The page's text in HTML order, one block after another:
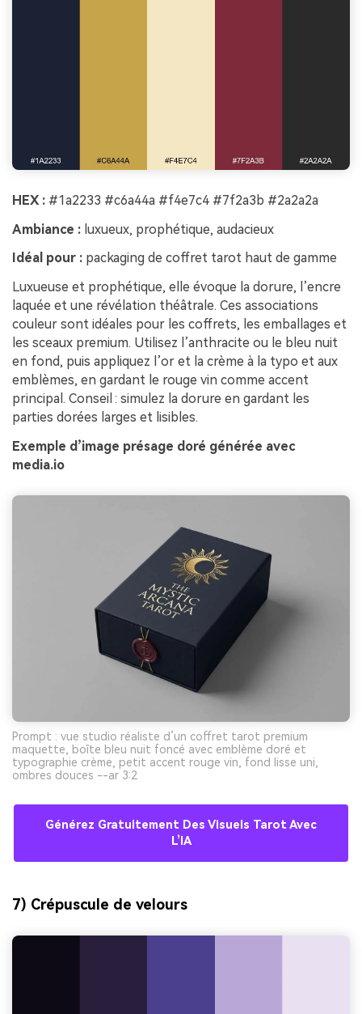
HEX : #1a2233 #c6a44a #f4e7c4 #7f2a3b #2a2a2a
Ambiance : luxueux, prophétique, audacieux
Idéal pour : packaging de coffret tarot haut de gamme
Luxueuse et prophétique, elle évoque la dorure, l’encre
laquée et une révélation théâtrale. Ces associations
couleur sont idéales pour les coffrets, les emballages et
les sceaux premium. Utilisez l’anthracite ou le bleu nuit
en fond, puis appliquez l’or et la crème à la typo et aux
emblèmes, en gardant le rouge vin comme accent
principal. Conseil : simulez la dorure en gardant les
parties dorées larges et lisibles.
Exemple d’image présage doré générée avec
media.io
Prompt : vue studio réaliste d’un coffret tarot premium
maquette, boîte bleu nuit foncé avec emblème doré et
typographie crème, petit accent rouge vin, fond lisse uni,
ombres douces --ar 3:2
Générez Gratuitement Des Visuels Tarot Avec
L’IA
7) Crépuscule de velours